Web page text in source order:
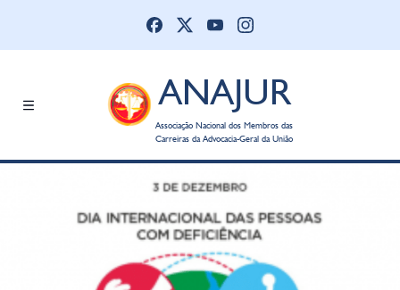
ANAJUR
Associação Nacional dos Membros das
Carreiras da Advocacia-Geral da União